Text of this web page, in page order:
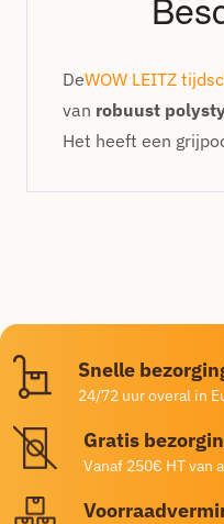
DeWOW LEITZ
van robuust
Het heeft een
Snelle
24/72 uur overal in
Gratis
Vanaf 250€ HT van